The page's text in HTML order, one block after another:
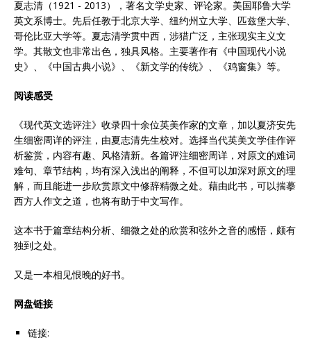
夏志清（1921 - 2013），著名文学史家、评论家。美国耶鲁大学
英文系博士。先后任教于北京大学、纽约州立大学、匹兹堡大学、
哥伦比亚大学等。夏志清学贯中西，涉猎广泛，主张现实主义文
学。其散文也非常出色，独具风格。主要著作有《中国现代小说
史》、《中国古典小说》、《新文学的传统》、《鸡窗集》等。
阅读感受
《现代英文选评注》收录四十余位英美作家的文章，加以夏济安先
生细密周详的评注，由夏志清先生校对。选择当代英美文学佳作评
析鉴赏，内容有趣、风格清新。各篇评注细密周详，对原文的难词
难句、章节结构，均有深入浅出的阐释，不但可以加深对原文的理
解，而且能进一步欣赏原文中修辞精微之处。藉由此书，可以揣摹
西方人作文之道，也将有助于中文写作。
这本书于篇章结构分析、细微之处的欣赏和弦外之音的感悟，颇有
独到之处。
又是一本相见恨晚的好书。
网盘链接
链接: